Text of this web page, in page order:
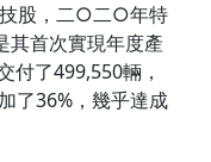
股，二○二○年特
其首次實現年度產
了499,550輛，
了36%，幾乎達成